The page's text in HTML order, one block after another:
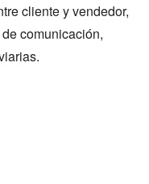
cliente y vendedor,
comunicación,